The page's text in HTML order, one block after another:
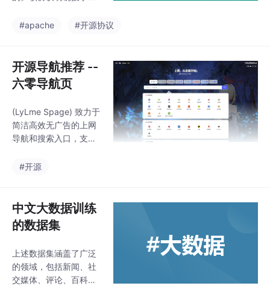
的情况下，对软件进行
括但不限于：1. 永久、
全球性的版权许可：允
许复制、准备衍生作
出、从属许可证，并以
源或对象形式分发工作
和此类衍生作品。2. 专
进口和以其他方式转让
利权利要求。
#apache #开源协议
开源导航推荐 --
六零导航页
(LyLme Spage) 致力于
简洁高效无广告的上网
导航和搜索入口，支持
搜索引擎，沉淀最具价
#开源
中文大数据训练
的数据集
上述数据集涵盖了广泛
的领域，包括新闻、社
交媒体、评论、百科问